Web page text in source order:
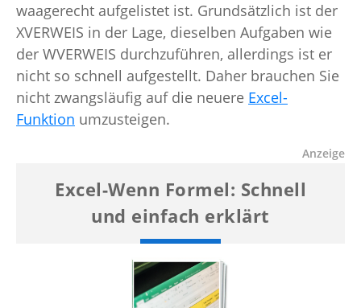
waagerecht aufgelistet ist. Grundsätzlich ist der
XVERWEIS in der Lage, dieselben Aufgaben wie
der WVERWEIS durchzuführen, allerdings ist er
nicht so schnell aufgestellt. Daher brauchen Sie
nicht zwangsläufig auf die neuere Excel-
Funktion umzusteigen.